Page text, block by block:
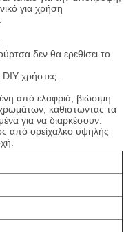
για χρήση
.
δεν θα ερεθίσει το
DIY χρήστες.
από ελαφριά, βιώσιμη
καθιστώντας τα
για να διαρκέσουν.
από ορείχαλκο υψηλής